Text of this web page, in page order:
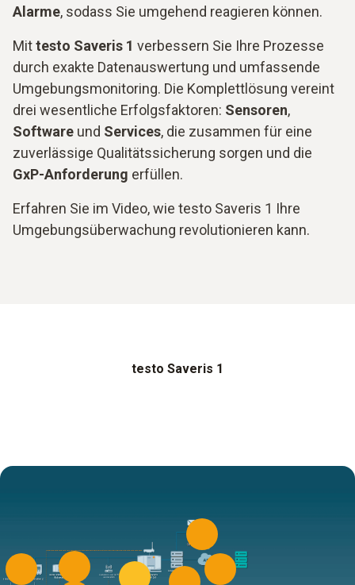
Alarme, sodass Sie umgehend reagieren können.
Mittesto Saveris 1 verbessern Sie Ihre Prozesse
durch exakte Datenauswertung und umfassende
Umgebungsmonitoring. Die Komplettlösung vereint
drei wesentliche Erfolgsfaktoren: Sensoren,
Software und Services, die zusammen für eine
zuverlässige Qualitätssicherung sorgen und die
GxP-Anforderung erfüllen.
Erfahren Sie im Video, wie testo Saveris 1 Ihre
Umgebungsüberwachung revolutionieren kann.
testo Saveris 1